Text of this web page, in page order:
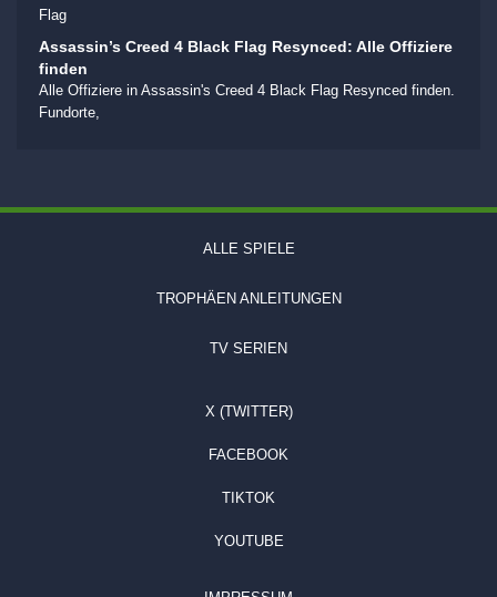
Flag
Assassin’s Creed 4 Black Flag Resynced: Alle Offiziere
finden
Alle Offiziere in Assassin's Creed 4 Black Flag Resynced finden.
Fundorte,
ALLE SPIELE
TROPHÄEN ANLEITUNGEN
TV SERIEN
X (TWITTER)
FACEBOOK
TIKTOK
YOUTUBE